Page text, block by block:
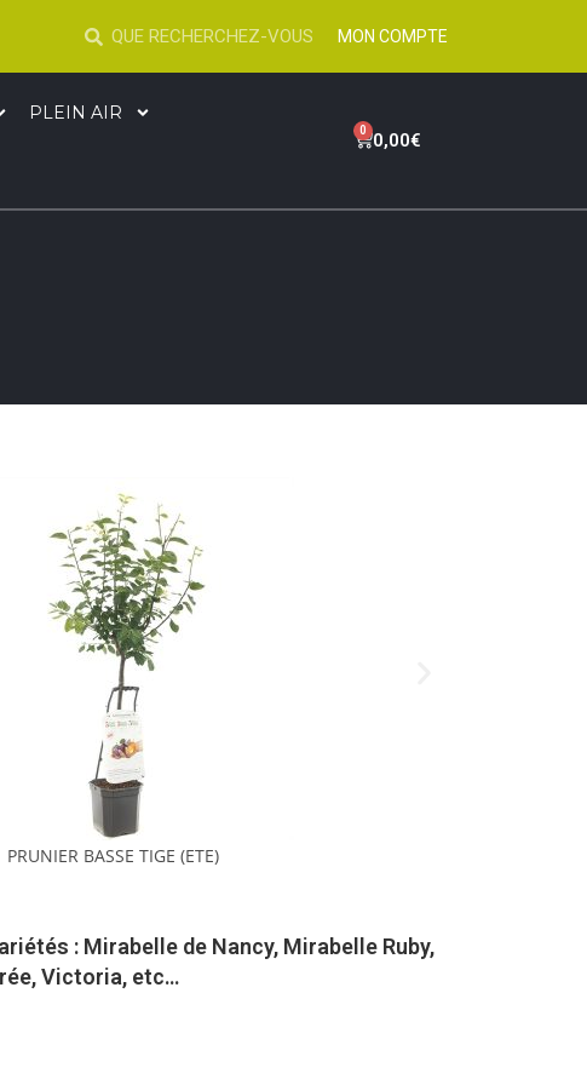
MON COMPTE
PLEIN AIR
0,00€
0
PRUNIER BASSE TIGE (ETE)
: Mirabelle de Nancy, Mirabelle Ruby,
Victoria, etc…